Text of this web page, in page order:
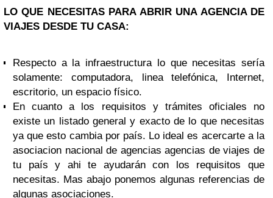
LO QUE NECESITAS PARA ABRIR UNA AGENCIA DE
VIAJES DESDE TU CASA:
Respecto a la infraestructura lo que necesitas sería
solamente: computadora, linea telefónica, Internet,
escritorio, un espacio físico.
En cuanto a los requisitos y trámites oficiales no
existe un listado general y exacto de lo que necesitas
ya que esto cambia por país. Lo ideal es acercarte a la
asociacion nacional de agencias agencias de viajes de
tu país y ahi te ayudarán con los requisitos que
necesitas. Mas abajo ponemos algunas referencias de
algunas asociaciones.